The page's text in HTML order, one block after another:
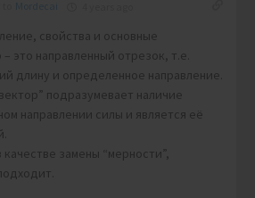
свойства и основные
– это направленный отрезок, т.е.
длину и определенное направление.
подразумевает наличие
направлении силы и является её
замены “мерности”,